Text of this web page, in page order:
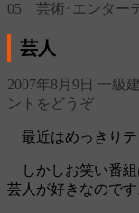
05 芸術･エンター
芸人
2007年8月9日 一級
ントをどうぞ
最近はめっきりテ
しかしお笑い番組
芸人が好きなのです